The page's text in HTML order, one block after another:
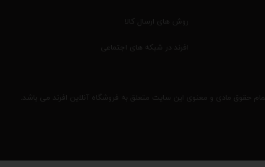
حقوق مادی و معنوی این سایت متعلق به فروشگاه آنلاین افرند می باشد.
روش های ارسال کالا
افرند در شبکه های اجتماعی